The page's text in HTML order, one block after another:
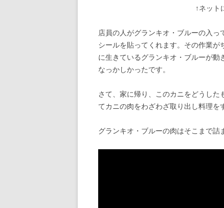
↑ネット
店員の人がグランキオ・ブルーの入
シールを貼ってくれます。その作業
に生きているグランキオ・ブルーが
なっかしかったです。
さて、家に帰り、このカニをどうし
てカニの肉をわざわざ取り出し料理を
グランキオ・ブルーの肉はそこまで詰